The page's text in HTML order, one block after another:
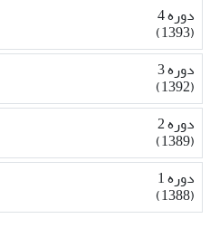
دوره 4
(1393)
دوره 3
(1392)
دوره 2
(1389)
دوره 1
(1388)